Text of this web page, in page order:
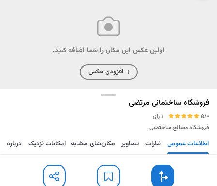
اولین عکس این مکان را شما اضافه کنید.
افزودن عکس
فروشگاه ساختمانی مرتضی
5/0
1 رای
فروشگاه مصالح ساختمانی
مسیریابی ذخیره ارسال اطلاعات عمومی نظرات تصاویر مکان‌های مشابه امکانات نزدیک درباره